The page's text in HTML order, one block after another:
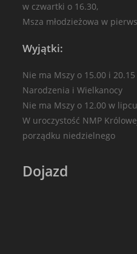
w czwartki o 16.30,
Msza młodzieżowa w
Wyjątki:
Nie ma Mszy o 15.00 i
Narodzenia i Wielkanocy
Nie ma Mszy o 12.00 w
W uroczystość NMP
porządku niedzielnego
Dojazd